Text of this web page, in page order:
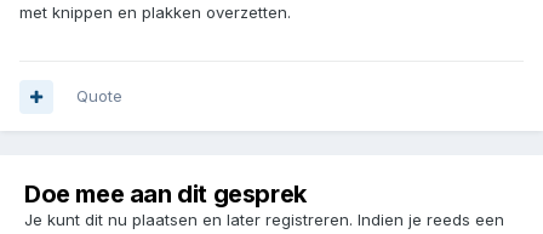
met knippen en plakken overzetten.
Quote
Doe mee aan dit gesprek
Je kunt dit nu plaatsen en later registreren. Indien je reeds een